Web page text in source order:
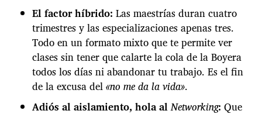
i
z
a
s
u
s
p
o
s
El factor híbrido: Las maestrías duran cuatro
trimestres y las especializaciones apenas tres.
Todo en un formato mixto que te permite ver
clases sin tener que calarte la cola de la Boyera
todos los días ni abandonar tu trabajo. Es el fin
de la excusa del«no me da la vida».
Adiós al aislamiento, hola alNetworking: Que